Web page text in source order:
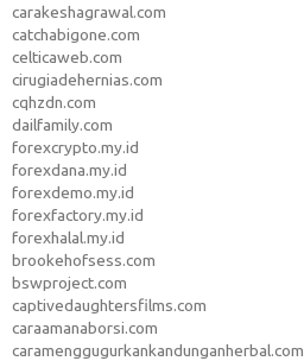
carakeshagrawal.com
catchabigone.com
celticaweb.com
cirugiadehernias.com
cqhzdn.com
dailfamily.com
forexcrypto.my.id
forexdana.my.id
forexdemo.my.id
forexfactory.my.id
forexhalal.my.id
brookehofsess.com
bswproject.com
captivedaughtersfilms.com
caraamanaborsi.com
caramenggugurkankandunganherbal.com